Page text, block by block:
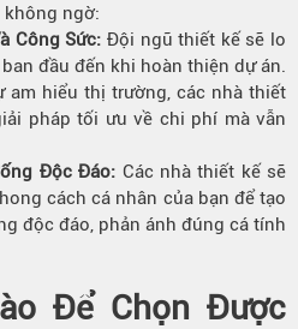
không ngờ:
Công Sức: Đội ngũ thiết kế sẽ lo
đầu đến khi hoàn thiện dự án.
am hiểu thị trường, các nhà thiết
pháp tối ưu về chi phí mà vẫn
Độc Đáo: Các nhà thiết kế sẽ
cách cá nhân của bạn để tạo
độc đáo, phản ánh đúng cá tính
Để Chọn Được